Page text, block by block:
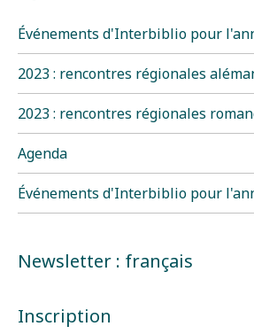
Événements d'Interbiblio pour
2023 : rencontres régionales
2023 : rencontres régionales
Agenda
Événements d'Interbiblio pour
Newsletter : français
Inscription